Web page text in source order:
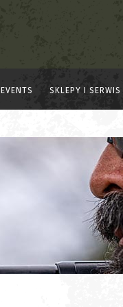
EVENTS SKLEPY I SERWIS